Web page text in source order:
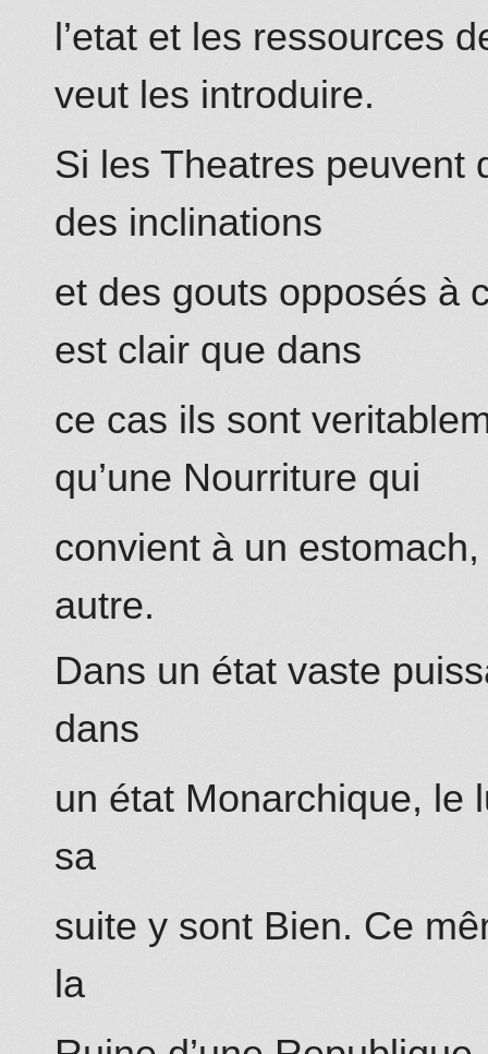
l’etat et les ressources
veut les introduire.
Si les Theatres peuvent
des inclinations
et des gouts opposés à
est clair que dans
ce cas ils sont
qu’une Nourriture qui
convient à un
autre.
Dans un état vaste
dans
un état Monarchique, le
sa
suite y sont Bien. Ce
la